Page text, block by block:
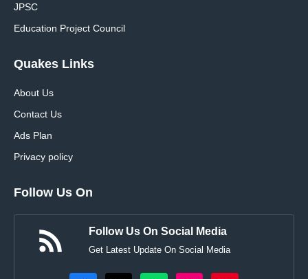
JPSC
Education Project Council
Quakes Links
About Us
Contact Us
Ads Plan
Privacy policy
Follow Us On
Follow Us On Social Media
Get Latest Update On Social Media